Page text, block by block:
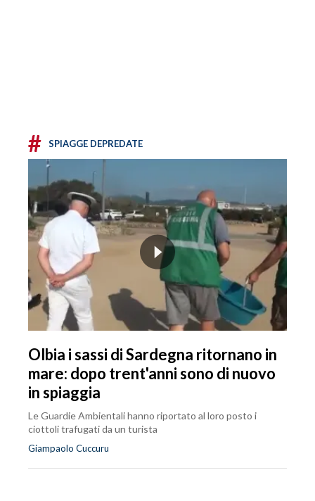
# SPIAGGE DEPREDATE
Olbia i sassi di Sardegna ritornano in
mare: dopo trent'anni sono di nuovo
in spiaggia
Le Guardie Ambientali hanno riportato al loro posto i
ciottoli trafugati da un turista
Giampaolo Cuccuru